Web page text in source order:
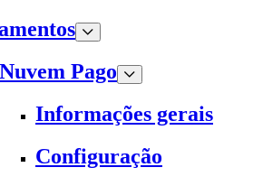
Nuvem Pago
Informações gerais
Configuração